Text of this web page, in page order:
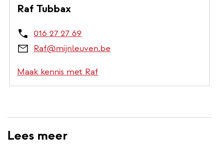
Raf Tubbax
016 27 27 69
Raf@mijnleuven.be
Maak kennis met Raf
Lees meer